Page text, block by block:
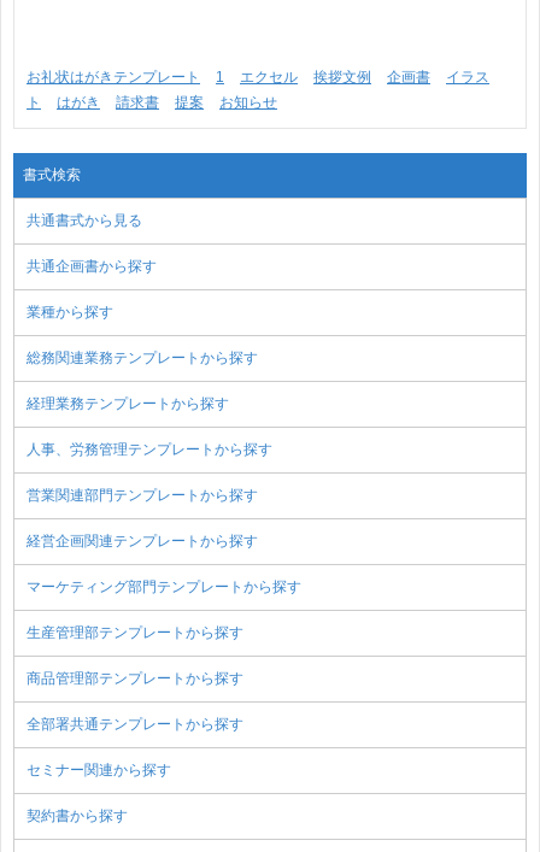
お礼状はがきテンプレート 1 エクセル 挨拶文例 企画書
イラス
ト
はがき 請求書 提案 お知らせ
書式検索
共通書式から見る
共通企画書から探す
業種から探す
総務関連業務テンプレートから探す
経理業務テンプレートから探す
人事、労務管理テンプレートから探す
営業関連部門テンプレートから探す
経営企画関連テンプレートから探す
マーケティング部門テンプレートから探す
生産管理部テンプレートから探す
商品管理部テンプレートから探す
全部署共通テンプレートから探す
セミナー関連から探す
契約書から探す